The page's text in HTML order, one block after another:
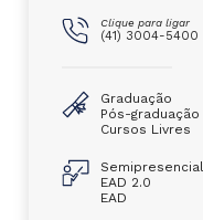
Clique para ligar
(41) 3004-5400
Graduação
Pós-graduação
Cursos Livres
Semipresencial
EAD 2.0
EAD